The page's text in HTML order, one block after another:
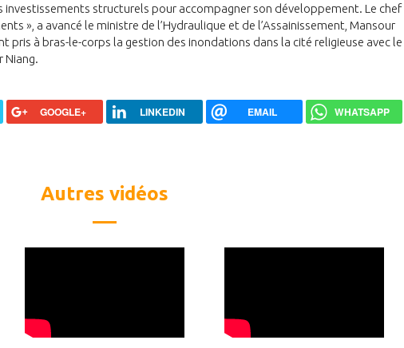
investissements structurels pour accompagner son développement. Le chef
», a avancé le ministre de l’Hydraulique et de l’Assainissement, Mansour
pris à bras-le-corps la gestion des inondations dans la cité religieuse avec le
Niang.
GOOGLE+ LINKEDIN EMAIL WHATSAPP
Autres vidéos